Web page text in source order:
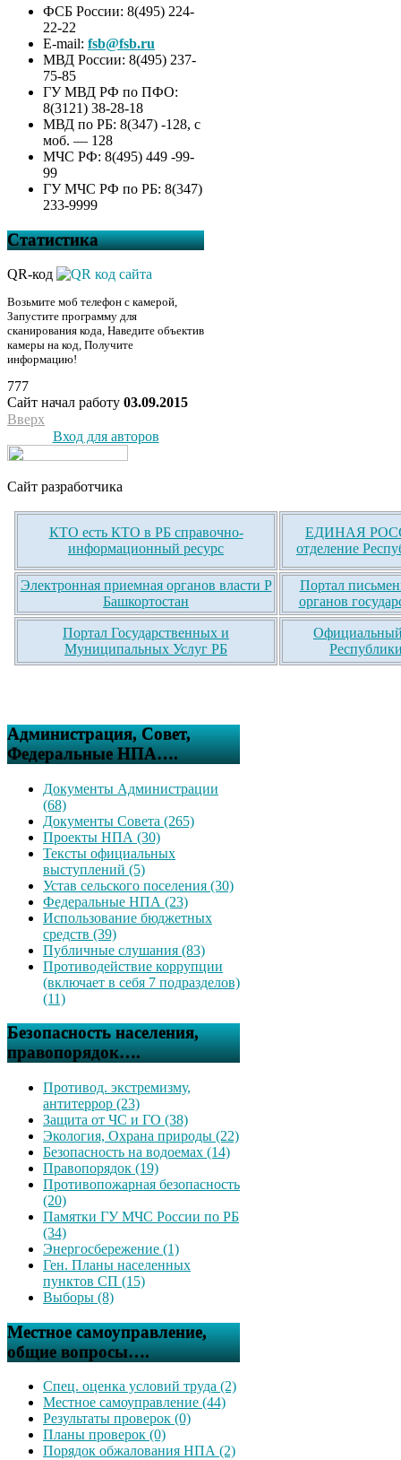
ФСБ России: 8(495) 224-
22-22
E-mail: fsb@fsb.ru
МВД России: 8(495) 237-
75-85
ГУ МВД РФ по ПФО:
8(3121) 38-28-18
МВД по РБ: 8(347) -128, с
моб. — 128
МЧС РФ: 8(495) 449 -99-
99
ГУ МЧС РФ по РБ: 8(347)
233-9999
Статистика
QR-код
Возьмите моб телефон с камерой,
Запустите программу для
сканирования кода, Наведите объектив
камеры на код, Получите
информацию!
777
Сайт начал работу 03.09.2015
Вверх
Вход для авторов
Сайт разработчика
КТО есть КТО в РБ справочно-
информационный ресурс
ЕДИНАЯ
отделение
Электронная приемная органов власти Р
Башкортостан
Портал
органов
Портал Государственных и
Муниципальных Услуг РБ
Официальный
Администрация, Совет,
Федеральные НПА….
Документы Администрации
(68)
Документы Совета (265)
Проекты НПА (30)
Тексты официальных
выступлений (5)
Устав сельского поселения (30)
Федеральные НПА (23)
Использование бюджетных
средств (39)
Публичные слушания (83)
Противодействие коррупции
(включает в себя 7 подразделов)
(11)
Безопасность населения,
правопорядок….
Противод. экстремизму,
антитеррор (23)
Защита от ЧС и ГО (38)
Экология, Охрана природы (22)
Безопасность на водоемах (14)
Правопорядок (19)
Противопожарная безопасность
(20)
Памятки ГУ МЧС России по РБ
(34)
Энергосбережение (1)
Ген. Планы населенных
пунктов СП (15)
Выборы (8)
Местное самоуправление,
общие вопросы….
Спец. оценка условий труда (2)
Местное самоуправление (44)
Результаты проверок (0)
Планы проверок (0)
Порядок обжалования НПА (2)